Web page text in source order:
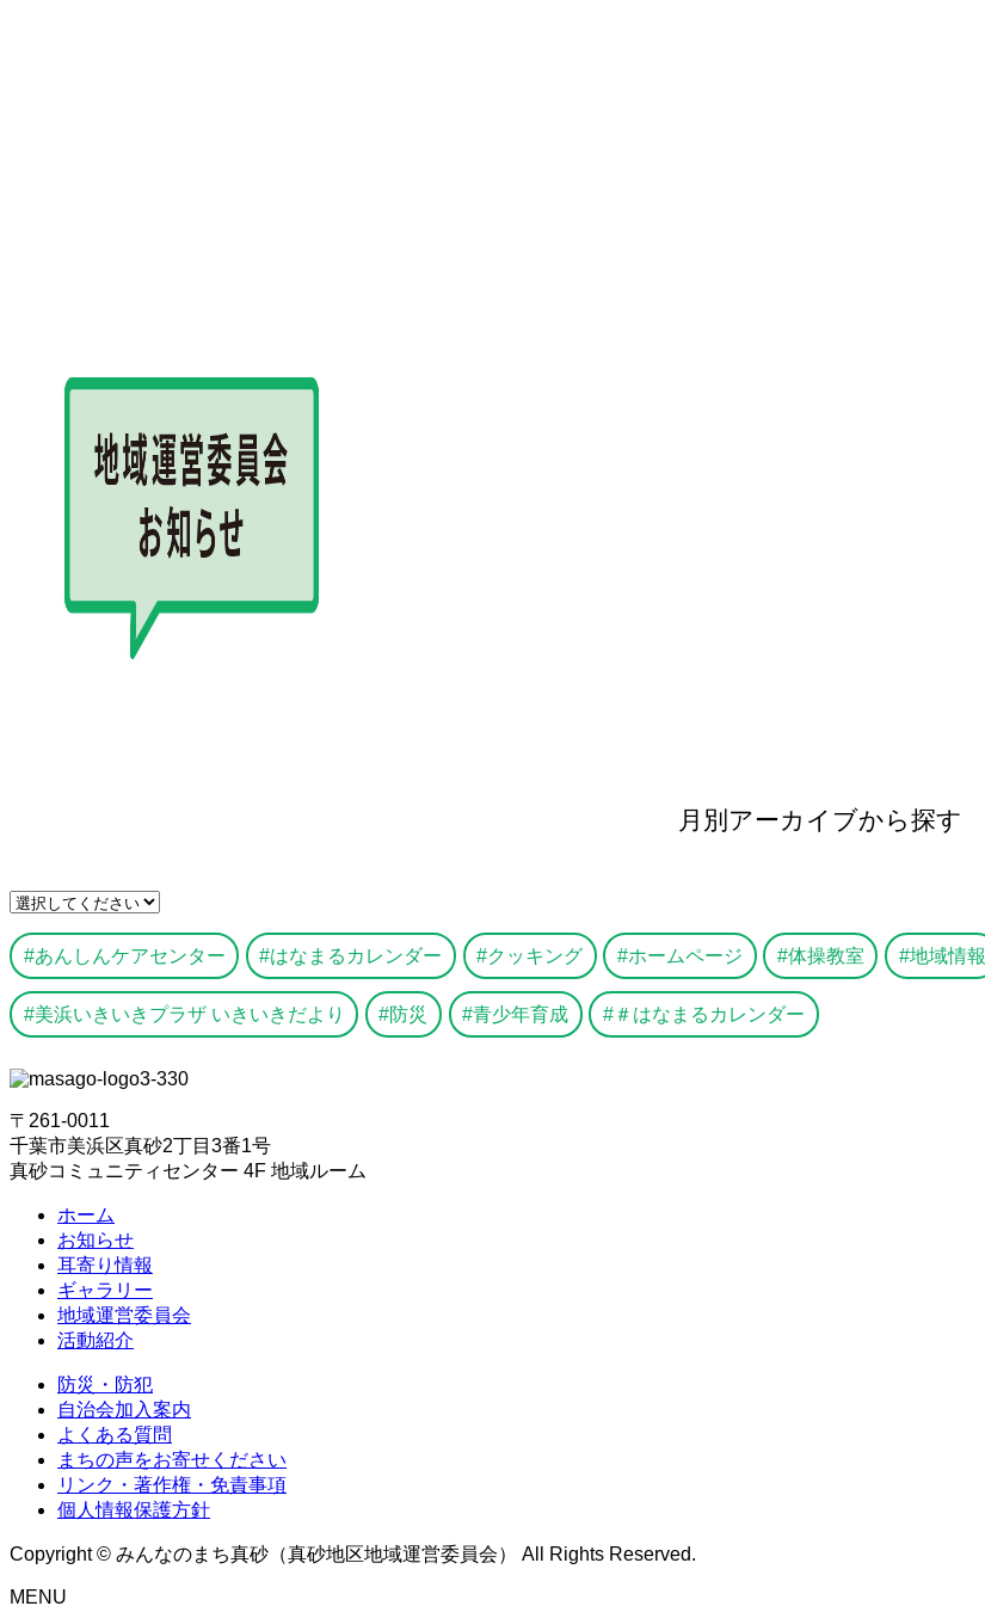
月別アーカイブから探す
あんしんケアセンター はなまるカレンダー クッキング ホームページ 体操教室 地域情報
美浜いきいきプラザ いきいきだより 防災 青少年育成 ＃はなまるカレンダー
〒261-0011
千葉市美浜区真砂2丁目3番1号
真砂コミュニティセンター 4F 地域ルーム
ホーム
お知らせ
耳寄り情報
ギャラリー
地域運営委員会
活動紹介
防災・防犯
自治会加入案内
よくある質問
まちの声をお寄せください
リンク・著作権・免責事項
個人情報保護方針
Copyright © みんなのまち真砂（真砂地区地域運営委員会） All Rights Reserved.
MENU